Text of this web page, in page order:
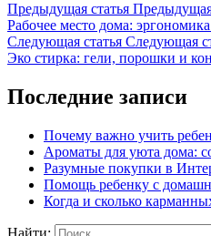
Предыдущая статья Предыдущая
Рабочее место дома:
Следующая статья Следующая
Эко стирка: гели, порошки и
Последние записи
Почему важно учить
Ароматы для уюта дома:
Разумные покупки в
Помощь ребенку с
Когда и сколько
Найти: